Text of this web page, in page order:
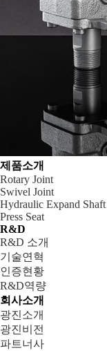
제품소개
Rotary Joint
Swivel Joint
Hydraulic Expand Shaft
Press Seat
R&D
R&D 소개
기술연혁
인증현황
R&D역량
회사소개
광진소개
광진비전
파트너사